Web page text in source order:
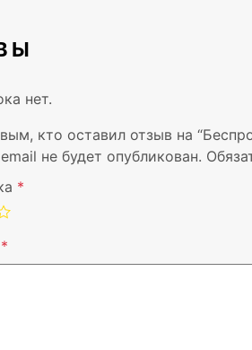
нет.
кто оставил отзыв на
не будет опубликован.
*
*